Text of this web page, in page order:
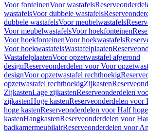
Voor fonteinenVoor wastafels
wastafelsVoor dubbele wastafels
dubbele wastafelsVoor meubelwastafels
Voor meubelwastafelsVoor hoekfonteinen
Voor hoekfonteinenVoor hoekwastafels
Voor hoekwastafelsWastafelplaaten
WastafelplaatenVoor opzetwastafel afgerond
designReserveonderdelen voor Voor
designVoor opzetwastafel rechthoekig
opzetwastafel rechthoekigZijkasten
ZijkastenLage zijkastenReserveonderdelen
zijkastenHoge kastenReserveonderdelen voor
hoge kastenReserveonderdelen voor Half hoge
kastenHangkastenReserveonderdelen voor
badkamermeubilairReserveonderdelen voor